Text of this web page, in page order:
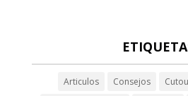
Articulos Consejos